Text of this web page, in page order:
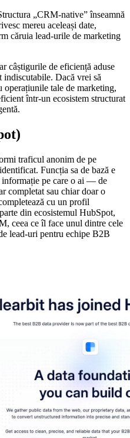
„CRM-native” înseamnă
mereu aceleași date,
căruia lead-urile de marketing
câștigurile de eficiență aduse
indiscutabile. Dacă vrei să
operațiunile tale de marketing,
într-un ecosistem structurat
traficul anonim de pe
Funcția sa de bază e
informație pe care o ai — de
completat sau chiar doar o
cu un profil
din ecosistemul HubSpot,
ceea ce îl face unul dintre cele
lead-uri pentru echipe B2B